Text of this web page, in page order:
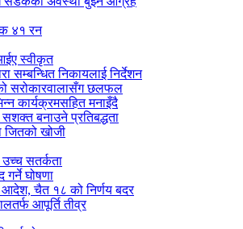
४१ रन
स्वीकृत
सम्बन्धित निकायलाई निर्देशन
सरोकारवालासँग छलफल
कार्यक्रमसहित मनाइँदै
बनाउने प्रतिबद्धता
जितको खोजी
सतर्कता
घोषणा
आदेश, चैत १८ को निर्णय बदर
आपूर्ति तीव्र